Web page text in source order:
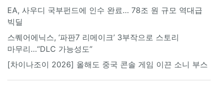
EA, 사우디 국부펀드에 인수 완료… 78조 원 규모 역대급
빅딜
스퀘어에닉스, ‘파판7 리메이크’ 3부작으로 스토리
마무리…“DLC 가능성도”
[차이나조이 2026] 올해도 중국 콘솔 게임 이끈 소니 부스